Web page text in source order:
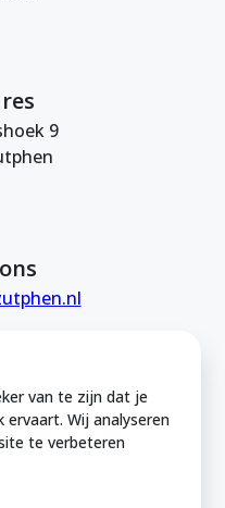
van te zijn dat je
Wij analyseren
te verbeteren
9
van de
Zutphense